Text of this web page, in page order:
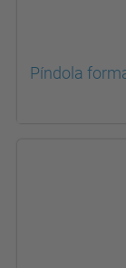
Píndola